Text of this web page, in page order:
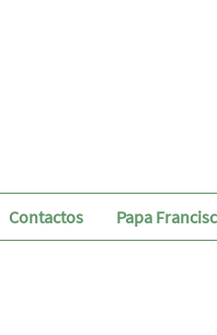
Contactos Papa